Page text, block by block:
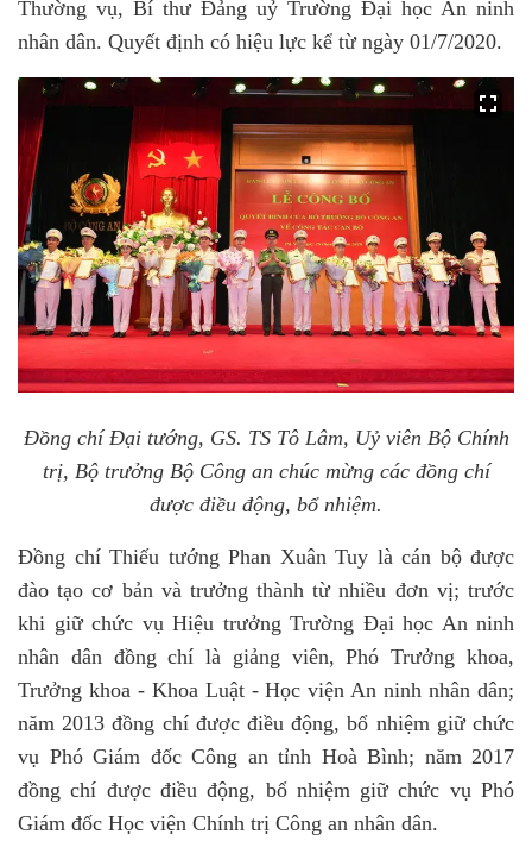
Thường vụ, Bí thư Đảng uỷ Trường Đại học An ninh
nhân dân. Quyết định có hiệu lực kể từ ngày 01/7/2020.
Đồng chí Đại tướng, GS. TS Tô Lâm, Uỷ viên Bộ Chính
trị, Bộ trưởng Bộ Công an chúc mừng các đồng chí
được điều động, bổ nhiệm.
Đồng chí Thiếu tướng Phan Xuân Tuy là cán bộ được
đào tạo cơ bản và trưởng thành từ nhiều đơn vị; trước
khi giữ chức vụ Hiệu trưởng Trường Đại học An ninh
nhân dân đồng chí là giảng viên, Phó Trưởng khoa,
Trưởng khoa - Khoa Luật - Học viện An ninh nhân dân;
năm 2013 đồng chí được điều động, bổ nhiệm giữ chức
vụ Phó Giám đốc Công an tỉnh Hoà Bình; năm 2017
đồng chí được điều động, bổ nhiệm giữ chức vụ Phó
Giám đốc Học viện Chính trị Công an nhân dân.